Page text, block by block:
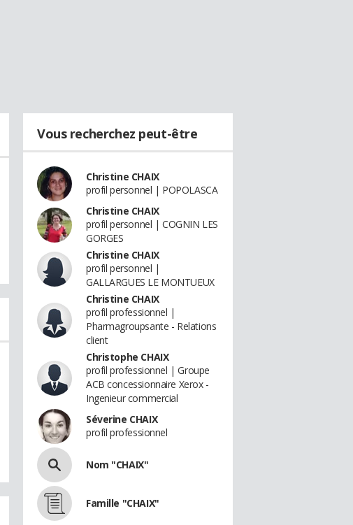
Vous recherchez peut-être
Christine CHAIX
profil personnel | POPOLASCA
Christine CHAIX
profil personnel | COGNIN LES
GORGES
Christine CHAIX
profil personnel |
GALLARGUES LE MONTUEUX
Christine CHAIX
profil professionnel |
Pharmagroupsante - Relations
client
Christophe CHAIX
profil professionnel | Groupe
ACB concessionnaire Xerox -
Ingenieur commercial
Séverine CHAIX
profil professionnel
Nom "CHAIX"
Famille "CHAIX"